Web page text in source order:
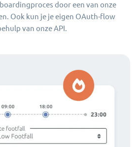
door een van onze
Ook kun je je eigen OAuth-flow
van onze API.